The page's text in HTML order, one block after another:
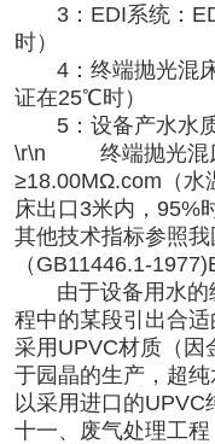
3：EDI系统：
时）
4：终端抛光混床
证在25℃时）
5：设备产水水质
\r\n 终端抛光混床
≥18.00MΩ.com（水
床出口3米内，95%
其他技术指标参照
（GB11446.1-
由于设备用水的
程中的某段引出合
采用UPVC材质（因
于园晶的生产，超
以采用进口的UPVC
十一、废气处理工程